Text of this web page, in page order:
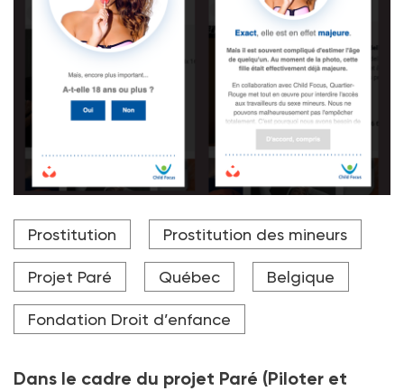
Sur Quartier-rouge, principal site web d’escortes en
Belgique, Child Focus a mis en place un système avec
des mineurs. Pour savoir combien répondent
correctement, allez en fin de cet article.
Prostitution Prostitution des mineurs
Projet Paré Québec Belgique
Fondation Droit d’enfance
Dans le cadre du projet Paré (Piloter et